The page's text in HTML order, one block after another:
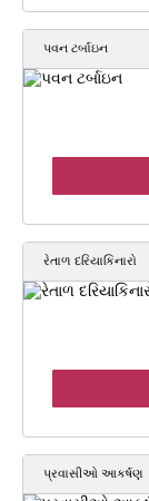
પવન ટર્બાઇન
રેતાળ દરિયાકિનારો
પ્રવાસીઓ આકર્ષણ